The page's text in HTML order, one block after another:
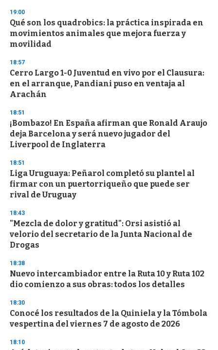
d
s
o
f
3
s
e
c
o
n
19:00
Qué son los quadrobics: la práctica inspirada en
movimientos animales que mejora fuerza y
movilidad
18:57
Cerro Largo 1-0 Juventud en vivo por el Clausura:
en el arranque, Pandiani puso en ventaja al
Arachán
18:51
¡Bombazo! En España afirman que Ronald Araujo
deja Barcelona y será nuevo jugador del
Liverpool de Inglaterra
18:51
Liga Uruguaya: Peñarol completó su plantel al
firmar con un puertorriqueño que puede ser
rival de Uruguay
18:43
"Mezcla de dolor y gratitud": Orsi asistió al
velorio del secretario de la Junta Nacional de
Drogas
18:38
Nuevo intercambiador entre la Ruta 10 y Ruta 102
dio comienzo a sus obras: todos los detalles
18:30
Conocé los resultados de la Quiniela y la Tómbola
vespertina del viernes 7 de agosto de 2026
18:10